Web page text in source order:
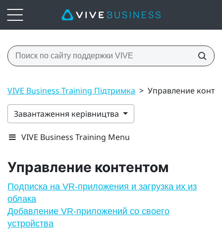
VIVE Business Training Підтримка > Управление
Завантаження керівництва
VIVE Business Training Menu
Управление контентом
Подписка на VR-приложения и загрузка их из
облака
Добавление VR-приложений со своего
устройства